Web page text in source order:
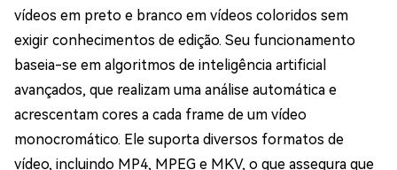
vídeos em preto e branco em vídeos coloridos sem
exigir conhecimentos de edição. Seu funcionamento
baseia-se em algoritmos de inteligência artificial
avançados, que realizam uma análise automática e
acrescentam cores a cada frame de um vídeo
monocromático. Ele suporta diversos formatos de
vídeo, incluindo MP4, MPEG e MKV, o que assegura que